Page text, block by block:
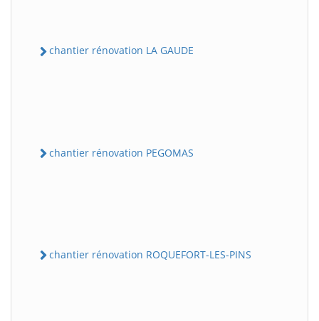
chantier rénovation LA GAUDE
chantier rénovation PEGOMAS
chantier rénovation ROQUEFORT-LES-PINS